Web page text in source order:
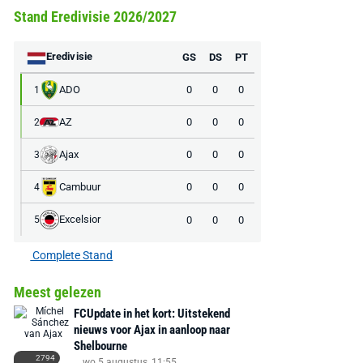
Stand Eredivisie 2026/2027
Eredivisie GS DS PT
1 ADO 0 0 0
2 AZ 0 0 0
3 Ajax 0 0 0
4 Cambuur 0 0 0
5 Excelsior 0 0 0
Complete Stand
Meest gelezen
2794
FCUpdate in het kort: Uitstekend
nieuws voor Ajax in aanloop naar
Shelbourne